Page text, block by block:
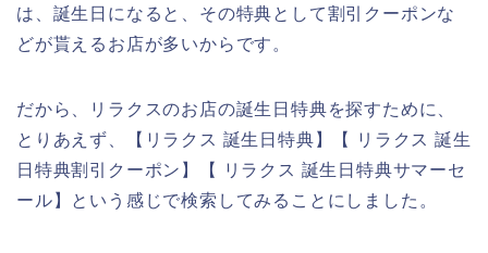
は、誕生日になると、その特典として割引クーポンな
どが貰えるお店が多いからです。
だから、リラクスのお店の誕生日特典を探すために、
とりあえず、【リラクス 誕生日特典】【 リラクス 誕生
日特典割引クーポン】【 リラクス 誕生日特典サマーセ
ール】という感じで検索してみることにしました。